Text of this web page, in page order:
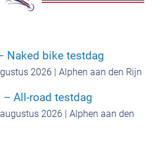
Naked bike testdag
2026 | Alphen aan den Rijn
All-road testdag
2026 | Alphen aan den